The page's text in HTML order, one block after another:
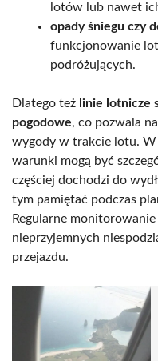
lotów lub nawet
opady śniegu czy
funkcjonowanie
podróżujących.
Dlatego też linie lotnicze
pogodowe, co pozwala
wygody w trakcie lotu. W
warunki mogą być
częściej dochodzi do
tym pamiętać podczas
Regularne
nieprzyjemnych
przejazdu.